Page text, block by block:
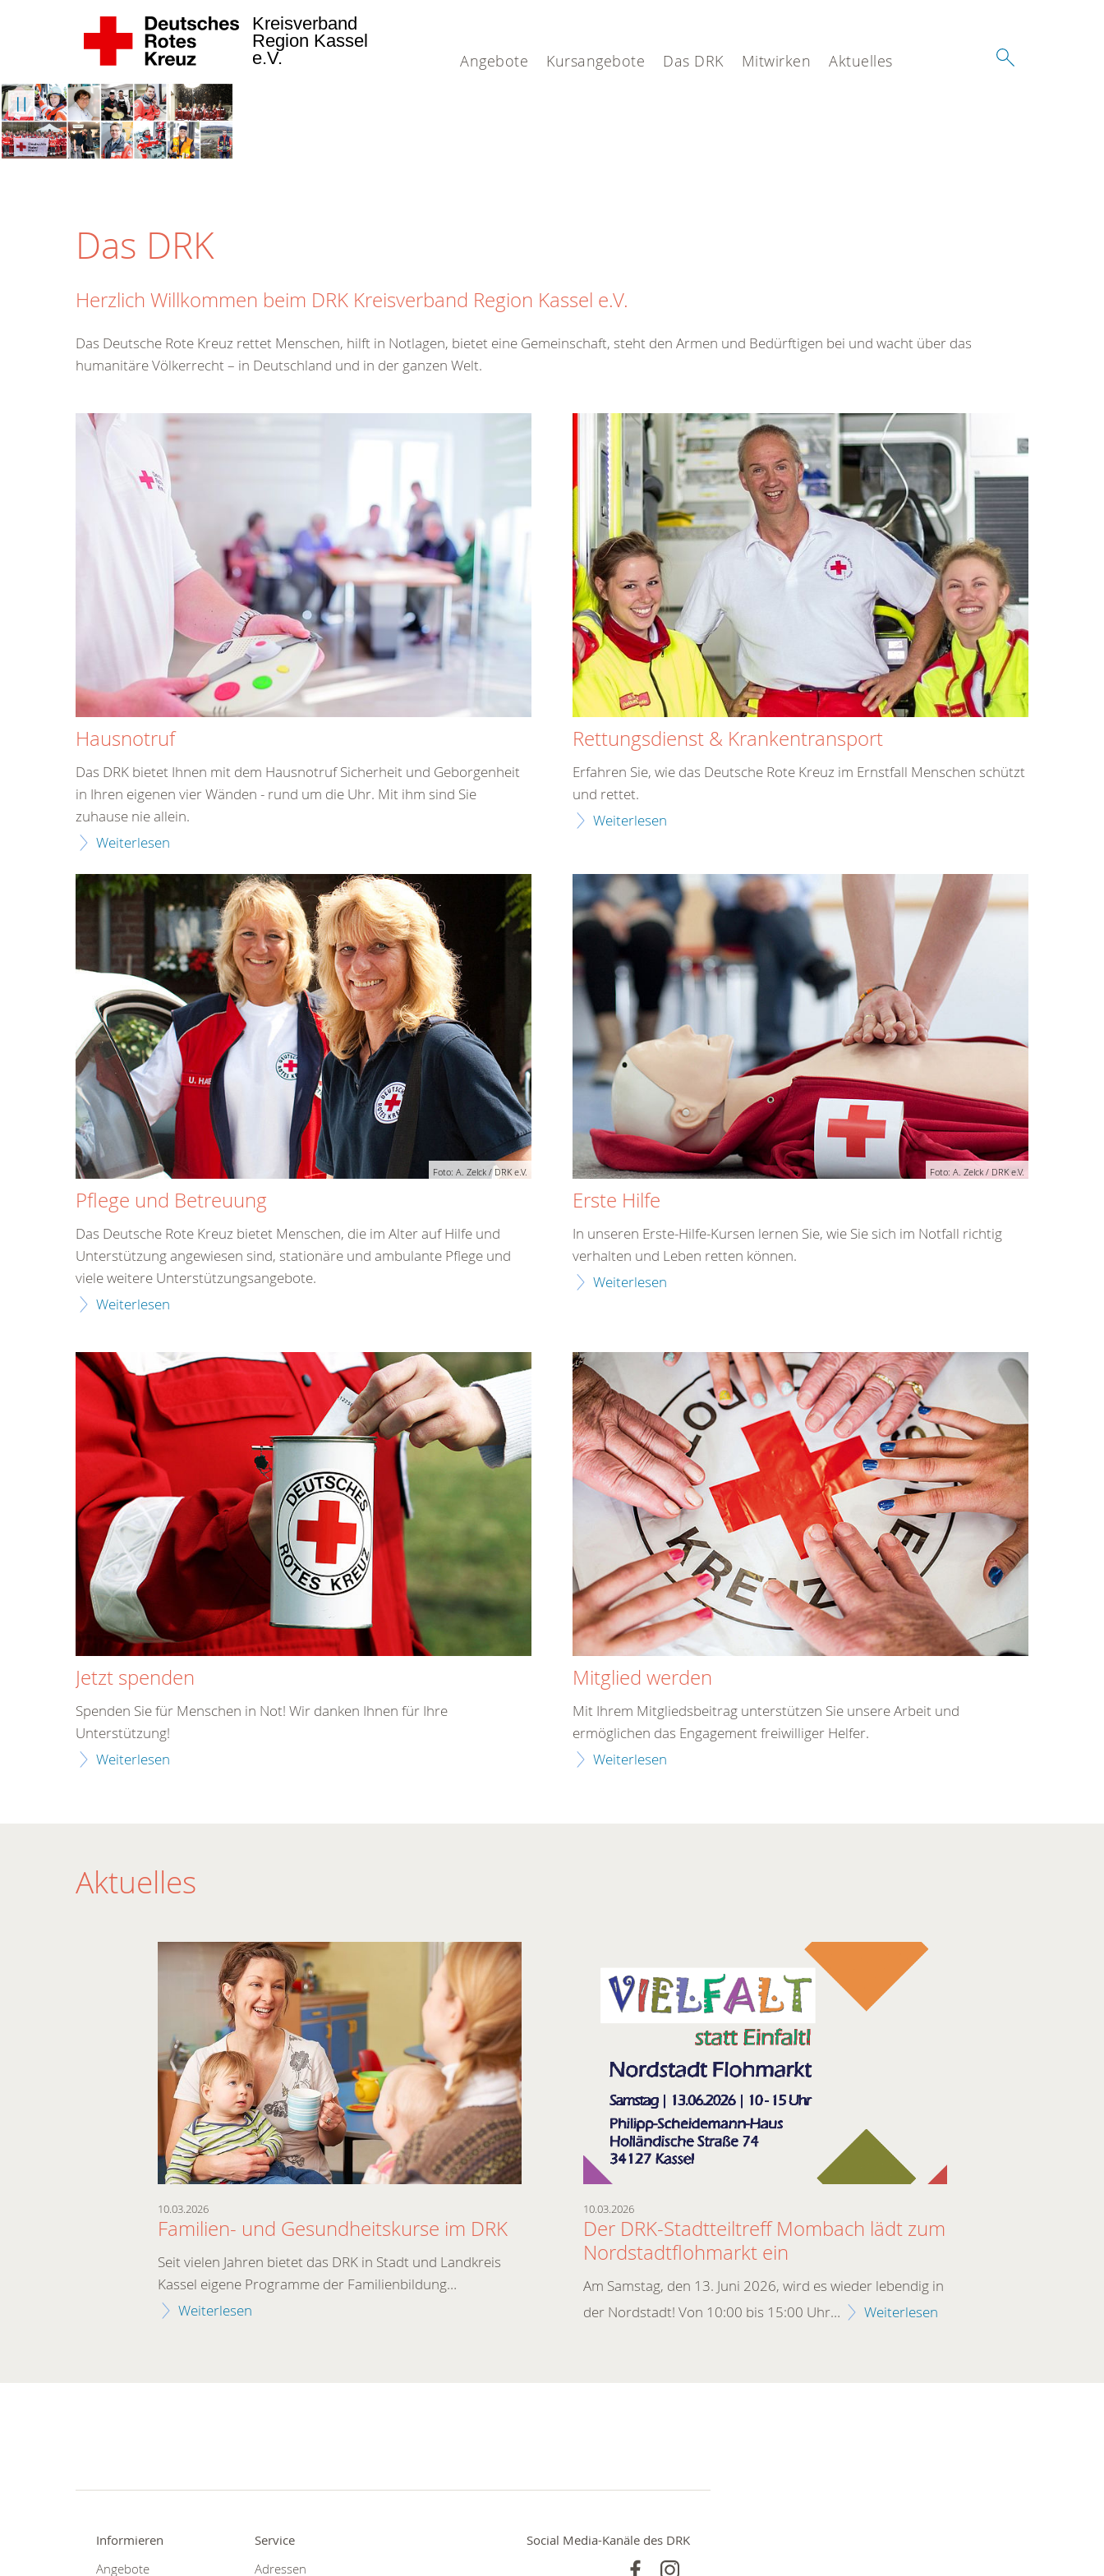
Angebote Kursangebote Das DRK Mitwirken Aktuelles
Kreisverband
Region Kassel
e.V.
Weiter
Das DRK
Herzlich Willkommen beim DRK Kreisverband Region Kassel e.V.
Das Deutsche Rote Kreuz rettet Menschen, hilft in Notlagen, bietet eine Gemeinschaft, steht den Armen und Bedürftigen bei und wacht über das
humanitäre Völkerrecht – in Deutschland und in der ganzen Welt.
Hausnotruf
Das DRK bietet Ihnen mit dem Hausnotruf Sicherheit und Geborgenheit
in Ihren eigenen vier Wänden - rund um die Uhr. Mit ihm sind Sie
zuhause nie allein.
Weiterlesen
Rettungsdienst & Krankentransport
Erfahren Sie, wie das Deutsche Rote Kreuz im Ernstfall Menschen schützt
und rettet.
Weiterlesen
Foto: A. Zelck / DRK e.V.
Pflege und Betreuung
Das Deutsche Rote Kreuz bietet Menschen, die im Alter auf Hilfe und
Unterstützung angewiesen sind, stationäre und ambulante Pflege und
viele weitere Unterstützungsangebote.
Weiterlesen
Foto: A. Zelck / DRK e.V.
Erste Hilfe
In unseren Erste-Hilfe-Kursen lernen Sie, wie Sie sich im Notfall richtig
verhalten und Leben retten können.
Weiterlesen
Jetzt spenden
Spenden Sie für Menschen in Not! Wir danken Ihnen für Ihre
Unterstützung!
Weiterlesen
Mitglied werden
Mit Ihrem Mitgliedsbeitrag unterstützen Sie unsere Arbeit und
ermöglichen das Engagement freiwilliger Helfer.
Weiterlesen
Aktuelles
10.03.2026
Familien- und Gesundheitskurse im DRK
Seit vielen Jahren bietet das DRK in Stadt und Landkreis
Kassel eigene Programme der Familienbildung…
Weiterlesen
10.03.2026
Der DRK-Stadtteiltreff Mombach lädt zum
Nordstadtflohmarkt ein
Am Samstag, den 13. Juni 2026, wird es wieder lebendig in
der Nordstadt! Von 10:00 bis 15:00 Uhr…
Weiterlesen
Informieren
Angebote
Service
Adressen
Social Media-Kanäle des DRK